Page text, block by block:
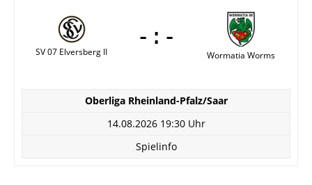
SV 07 Elversberg II
-:-
Wormatia Worms
Oberliga Rheinland-Pfalz/Saar
14.08.2026 19:30 Uhr
Spielinfo